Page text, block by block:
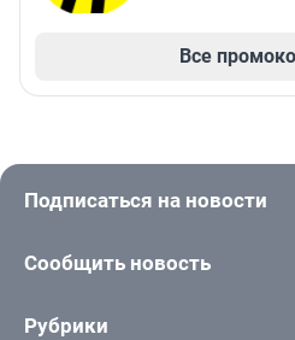
Все
Подписаться на новости
Сообщить новость
Рубрики